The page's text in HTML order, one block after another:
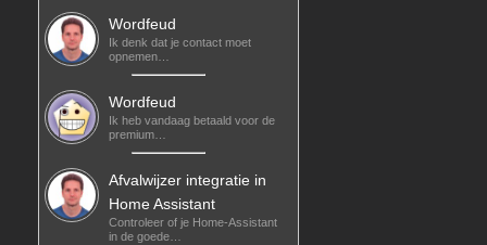
Wordfeud
Ik denk dat je contact moet
opnemen…
Wordfeud
Ik heb vandaag betaald voor de
premium…
Afvalwijzer integratie in
Home Assistant
Controleer of je Home-Assistant
in de goede…